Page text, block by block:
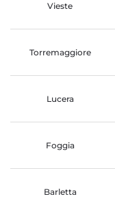
Vieste
Torremaggiore
Lucera
Foggia
Barletta